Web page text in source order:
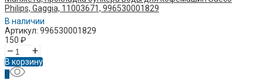
Philips, Gaggia, 11003671, 996530001829
В наличии
Артикул: 996530001829
150 ₽
– +
В корзину